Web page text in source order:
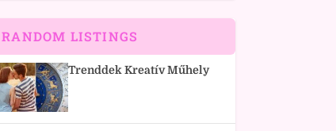
RANDOM LISTINGS
Trenddek Kreatív Műhely